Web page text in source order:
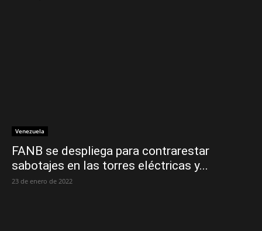
Venezuela
FANB se despliega para contrarestar
sabotajes en las torres eléctricas y...
23 de enero de 2022